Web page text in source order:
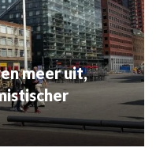
meer uit,